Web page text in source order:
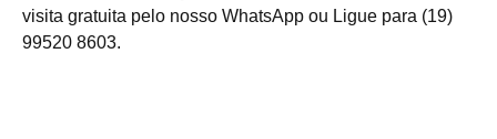
visita gratuita pelo nosso WhatsApp ou Ligue para (19)
99520 8603.